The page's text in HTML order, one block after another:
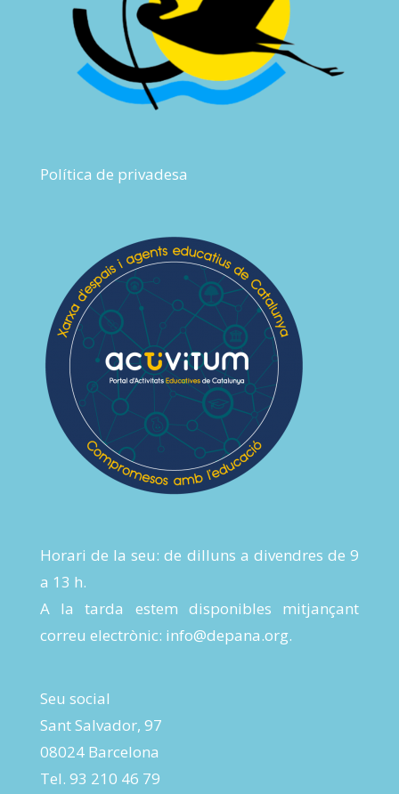
Política de privadesa
Horari de la seu: de dilluns a divendres de 9
a 13 h.
A la tarda estem disponibles mitjançant
correu electrònic: info@depana.org.
Seu social
Sant Salvador, 97
08024 Barcelona
Tel. 93 210 46 79